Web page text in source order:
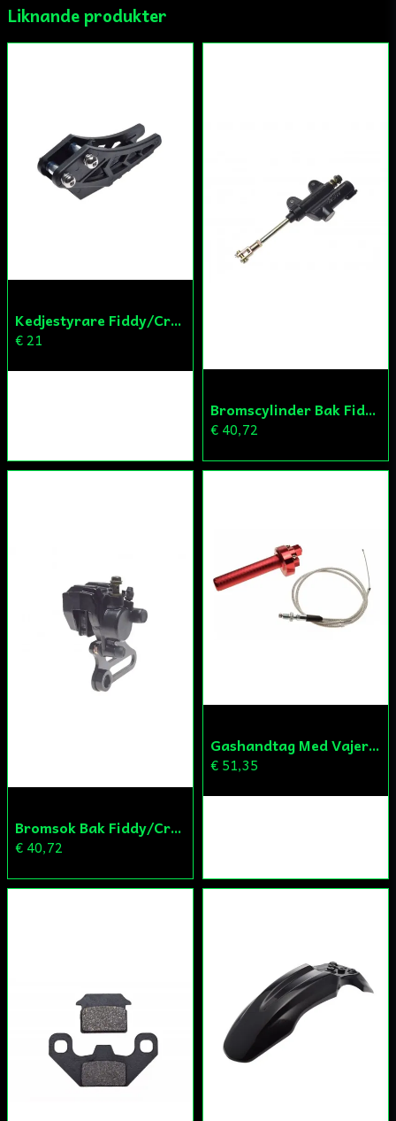
Ja, ni får publicera min fråga
Liknande produkter
Kedjestyrare Fiddy/Cross
€ 21
Bromscylinder Bak Fiddy/Cross
€ 40,72
Bromsok Bak Fiddy/Cross
€ 40,72
Gashandtag Med Vajer Fiddy/Cross
€ 51,35